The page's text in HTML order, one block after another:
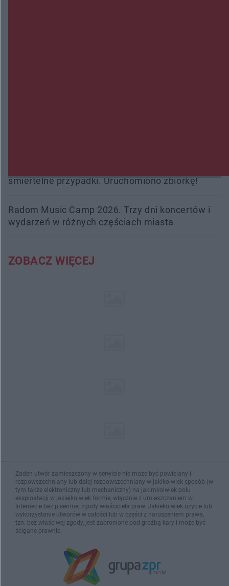
śmiertelne przypadki. Uruchomiono zbiórkę!
Radom Music Camp 2026. Trzy dni koncertów i
wydarzeń w różnych częściach miasta
ZOBACZ WIĘCEJ
Żaden utwór zamieszczony w serwisie nie może być powielany i
rozpowszechniany lub dalej rozpowszechniany w jakikolwiek sposób (w
tym także elektroniczny lub mechaniczny) na jakimkolwiek polu
eksploatacji w jakiejkolwiek formie, włącznie z umieszczaniem w
Internecie bez pisemnej zgody właściciela praw. Jakiekolwiek użycie lub
wykorzystanie utworów w całości lub w części z naruszeniem prawa,
tzn. bez właściwej zgody, jest zabronione pod groźbą kary i może być
ścigane prawnie.